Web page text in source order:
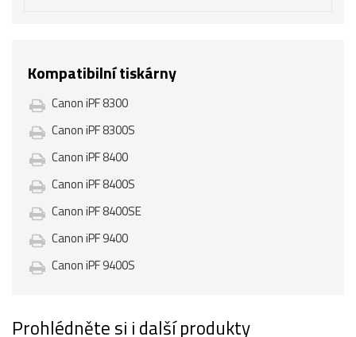
Kompatibilní tiskárny
Canon iPF 8300
Canon iPF 8300S
Canon iPF 8400
Canon iPF 8400S
Canon iPF 8400SE
Canon iPF 9400
Canon iPF 9400S
Prohlédněte si i další produkty